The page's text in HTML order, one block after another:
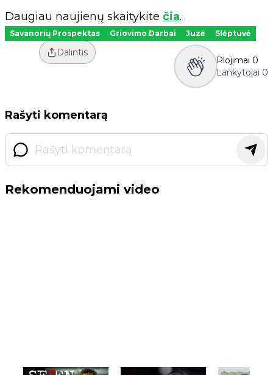
Daugiau naujienų skaitykite čia.
Savanorių Prospektas Griovimo Darbai Juzė Slėptuvė
Dalintis
Plojimai 0
Lankytojai 0
Rašyti komentarą
Rekomenduojami video